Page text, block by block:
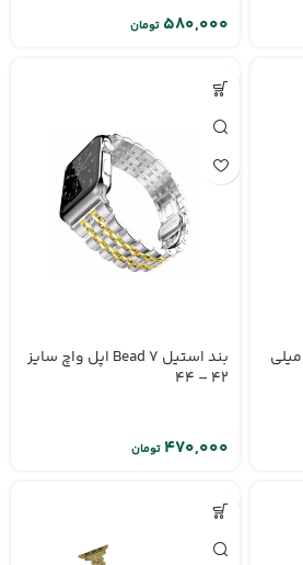
تومان
بند اپل واچ سایز 42 – 44 میلی
بند استیل 7 Bead اپل واچ سایز
42 – 44
تومان